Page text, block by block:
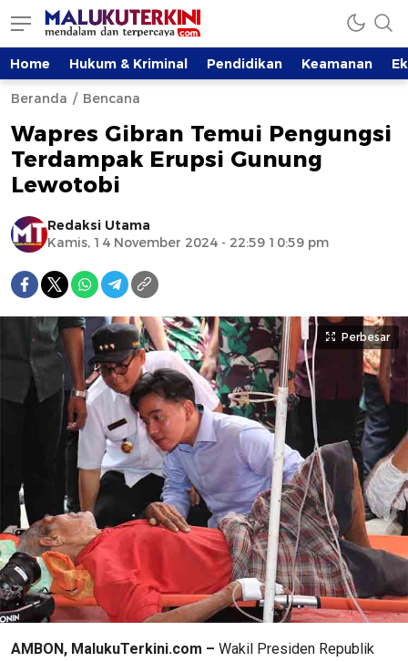
Home Hukum & Kriminal Pendidikan Keamanan
Beranda Bencana
Wapres Gibran Temui Pengungsi
Terdampak Erupsi Gunung
Lewotobi
Redaksi Utama
Kamis, 14 November 2024 - 22:59 10:59 pm
Perbesar
AMBON, MalukuTerkini.com – Wakil Presiden Republik